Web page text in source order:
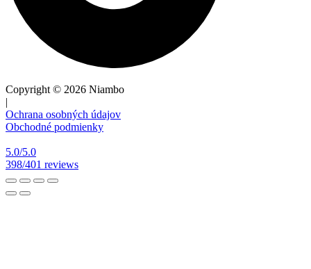
Copyright © 2026 Niambo
|
Ochrana osobných údajov
Obchodné podmienky
5.0/5.0
398/401 reviews